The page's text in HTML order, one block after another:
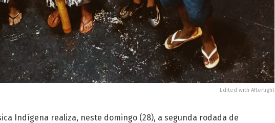
Edited with Afterlight
Indígena realiza, neste domingo (28), a segunda rodada de